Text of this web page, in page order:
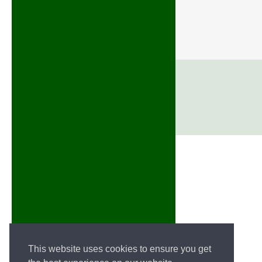
This website uses cookies to ensure you get